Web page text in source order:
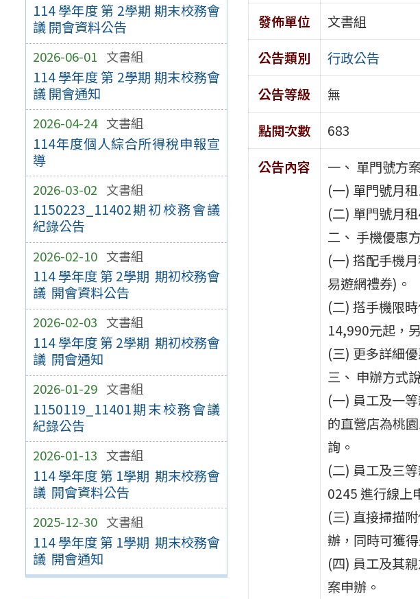
114 學年度 第 2學期 期末校務會
議 開會資料公告
2026-06-01 文書組
114 學年度 第 2學期 期末校務會
議 開會通知
2026-04-24 文書組
114年度個人綜合所得稅申報宣
導
2026-03-02 文書組
1150223_11402期初校務會議
紀錄公告
2026-02-10 文書組
114 學年度 第 2學期 期初校務會
議 開會資料公告
2026-02-03 文書組
114 學年度 第 2學期 期初校務會
議 開會通知
2026-01-29 文書組
1150119_11401期末校務會議
紀錄公告
2026-01-13 文書組
114 學年度 第 1學期 期末校務會
議 開會資料公告
2025-12-30 文書組
114 學年度 第 1學期 期末校務會
議 開會通知
發佈單位
文書組
公告類別
行政公告
公告等級
無
點閱次數
683
公告內容
一、 單門號方
(一) 單門號月
(二) 單門號月
二、 手機優惠
(一) 搭配手機
易遊網禮券)。
(二) 搭手機限
14,990元起，
(三) 更多詳細
三、 申辦方式
(一) 員工及一
的直營店為桃
詢。
(二) 員工及三
0245 進行線上
(三) 直接掃描
辦，同時可獲
(四) 員工及其
案申辦。